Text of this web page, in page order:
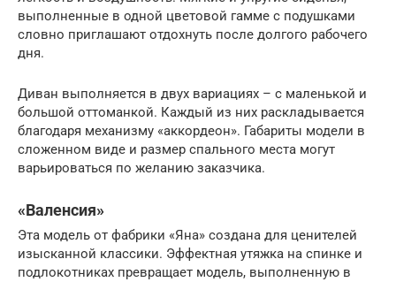
выполненные в одной цветовой гамме с подушками
словно приглашают отдохнуть после долгого рабочего
дня.
Диван выполняется в двух вариациях – с маленькой и
большой оттоманкой. Каждый из них раскладывается
благодаря механизму «аккордеон». Габариты модели в
сложенном виде и размер спального места могут
варьироваться по желанию заказчика.
«Валенсия»
Эта модель от фабрики «Яна» создана для ценителей
изысканной классики. Эффектная утяжка на спинке и
подлокотниках превращает модель, выполненную в